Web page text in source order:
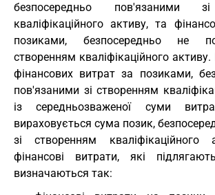
безпосередньо пов'язаними
кваліфікаційного активу, та
позиками, безпосередньо не
створенням кваліфікаційного
фінансових витрат за позиками,
пов'язаними зі створенням
із середньозваженої суми
вираховується сума позик,
зі створенням кваліфікаційного
фінансові витрати, які підлягають
визначаються так: